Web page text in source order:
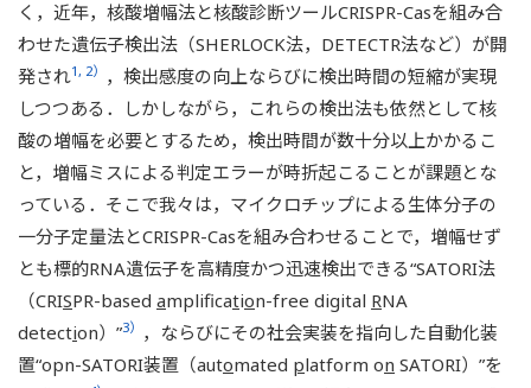
く，近年，核酸増幅法と核酸診断ツールCRISPR-Casを組み合
わせた遺伝子検出法（SHERLOCK法，DETECTR法など）が開
発され1, 2） ，検出感度の向上ならびに検出時間の短縮が実現
しつつある．しかしながら，これらの検出法も依然として核
酸の増幅を必要とするため，検出時間が数十分以上かかるこ
と，増幅ミスによる判定エラーが時折起こることが課題とな
っている．そこで我々は，マイクロチップによる生体分子の
一分子定量法とCRISPR-Casを組み合わせることで，増幅せず
とも標的RNA遺伝子を高精度かつ迅速検出できる“SATORI法
（CRISPR-based amplification-free digital RNA
detection）”3） ，ならびにその社会実装を指向した自動化装
置“opn-SATORI装置（automated platform on SATORI）”を